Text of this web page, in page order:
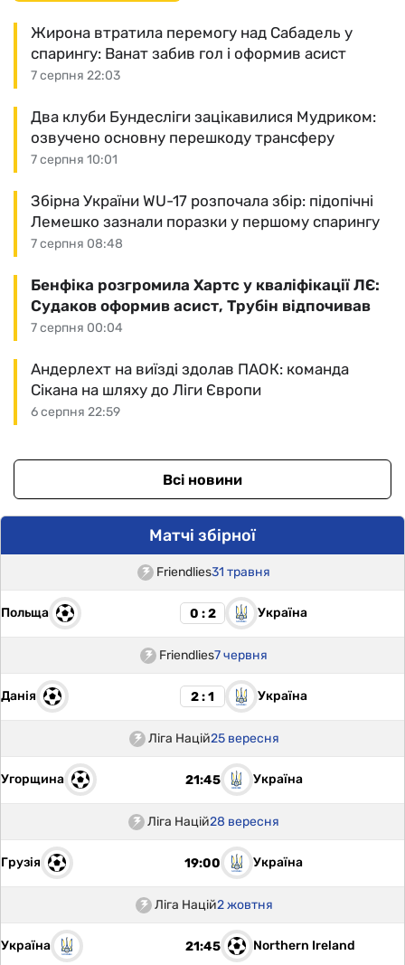
7 серпня 22:03
Жирона втратила перемогу над Сабадель у
спарингу: Ванат забив гол і оформив асист
7 серпня 10:01
Два клуби Бундесліги зацікавилися Мудриком:
озвучено основну перешкоду трансферу
7 серпня 08:48
Збірна України WU-17 розпочала збір: підопічні
Лемешко зазнали поразки у першому спарингу
7 серпня 00:04
Бенфіка розгромила Хартс у кваліфікації ЛЄ:
Судаков оформив асист, Трубін відпочивав
6 серпня 22:59
Андерлехт на виїзді здолав ПАОК: команда
Сікана на шляху до Ліги Європи
Всі новини
Матчі збірної
Friendlies31 травня
Польща 0 : 2 Україна
Friendlies7 червня
Данія 2 : 1 Україна
Ліга Націй25 вересня
Угорщина 21:45 Україна
Ліга Націй28 вересня
Грузія 19:00 Україна
Ліга Націй2 жовтня
Україна 21:45 Northern Ireland